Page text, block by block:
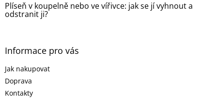
Plíseň v koupelně nebo ve vířivce: jak se jí vyhnout a
odstranit ji?
Informace pro vás
Jak nakupovat
Doprava
Kontakty